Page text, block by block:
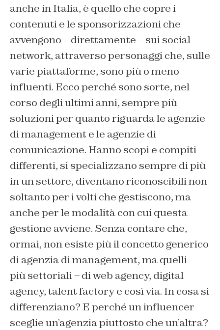
anche in Italia, è quello che copre i
contenuti e le sponsorizzazioni che
avvengono – direttamente – sui social
network, attraverso personaggi che, sulle
varie piattaforme, sono più o meno
influenti. Ecco perché sono sorte, nel
corso degli ultimi anni, sempre più
soluzioni per quanto riguarda le agenzie
di management e le agenzie di
comunicazione. Hanno scopi e compiti
differenti, si specializzano sempre di più
in un settore, diventano riconoscibili non
soltanto per i volti che gestiscono, ma
anche per le modalità con cui questa
gestione avviene. Senza contare che,
ormai, non esiste più il concetto generico
diagenzia di management, ma quelli –
più settoriali – diweb agency, digital
agency, talent factorye così via. In cosa si
differenziano? E perché un influencer
sceglie un’agenzia piuttosto che un’altra?